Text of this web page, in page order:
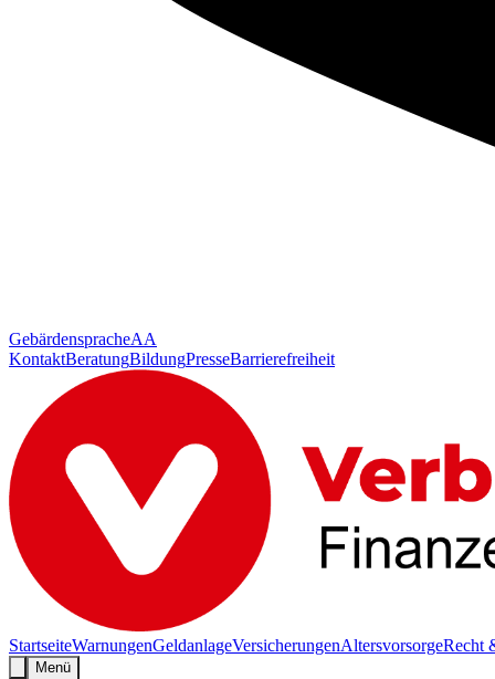
GebärdenspracheAA
KontaktBeratungBildungPresseBarrierefreiheit
StartseiteWarnungenGeldanlageVersicherungenAltersvorsorgeRecht
Menü